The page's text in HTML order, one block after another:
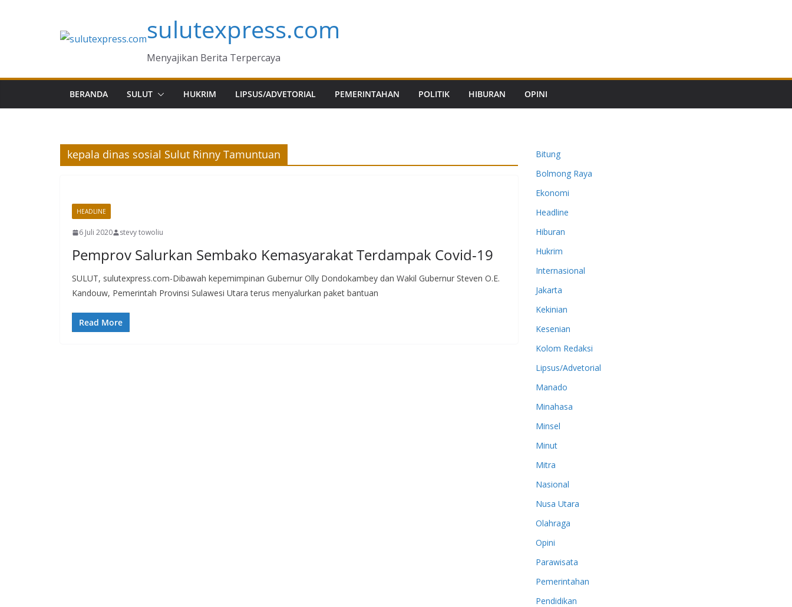
sulutexpress.com
Menyajikan Berita Terpercaya
BERANDA SULUT HUKRIM LIPSUS/ADVETORIAL PEMERINTAHAN POLITIK HIBURAN OPINI
kepala dinas sosial Sulut Rinny Tamuntuan
HEADLINE
6 Juli 2020 stevy towoliu
Pemprov Salurkan Sembako Kemasyarakat Terdampak Covid-19
SULUT, sulutexpress.com-Dibawah kepemimpinan Gubernur Olly Dondokambey dan Wakil Gubernur Steven O.E.
Kandouw, Pemerintah Provinsi Sulawesi Utara terus menyalurkan paket bantuan
Read More
Bitung
Bolmong Raya
Ekonomi
Headline
Hiburan
Hukrim
Internasional
Jakarta
Kekinian
Kesenian
Kolom Redaksi
Lipsus/Advetorial
Manado
Minahasa
Minsel
Minut
Mitra
Nasional
Nusa Utara
Olahraga
Opini
Parawisata
Pemerintahan
Pendidikan